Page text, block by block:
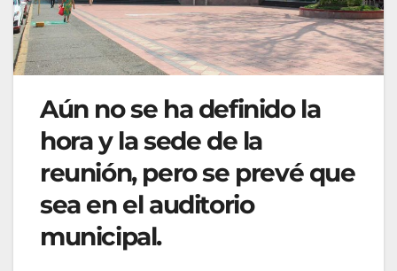
Aún no se ha definido la
hora y la sede de la
reunión, pero se prevé que
sea en el auditorio
municipal.